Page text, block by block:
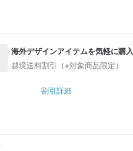
海外デザインアイテムを気軽に購入
越境送料割引（※対象商品限定）
割引詳細